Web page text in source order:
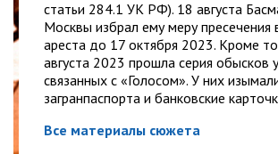
статьи 284.1 УК РФ). 18 августа
Москвы избрал ему меру пресечения
ареста до 17 октября 2023. Кроме
августа 2023 прошла серия обысков
связанных с «Голосом». У них
загранпаспорта и банковские
Все материалы сюжета